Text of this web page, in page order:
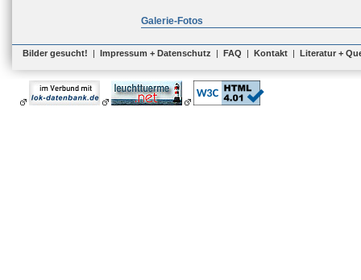
Galerie-Fotos
Bilder gesucht! | Impressum + Datenschutz | FAQ | Kontakt | Literatur +